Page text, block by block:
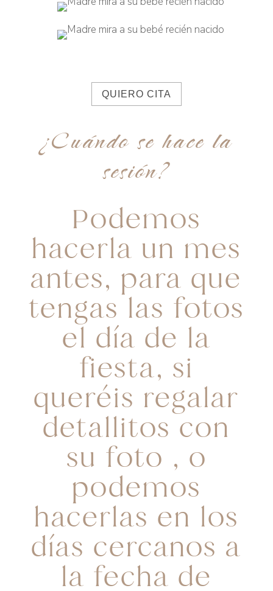
QUIERO CITA
¿Cuándo se hace la
sesión?
Podemos
hacerla un mes
antes, para que
tengas las fotos
el día de la
fiesta, si
queréis regalar
detallitos con
su foto , o
podemos
hacerlas en los
días cercanos a
la fecha de